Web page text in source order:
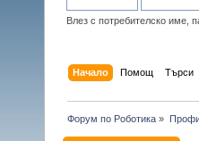
Влез с потребителско име,
Начало Помощ Търси
Форум по Роботика »